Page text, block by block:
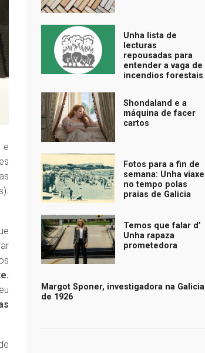
e
Unha lista de
lecturas
repousadas para
entender a vaga de
incendios forestais
Shondaland e a
máquina de facer
cartos
Fotos para a fin de
semana: Unha viaxe
no tempo polas
praias de Galicia
Temos que falar d’
Unha rapaza
prometedora
Margot Sponer, investigadora na Galicia
de 1926